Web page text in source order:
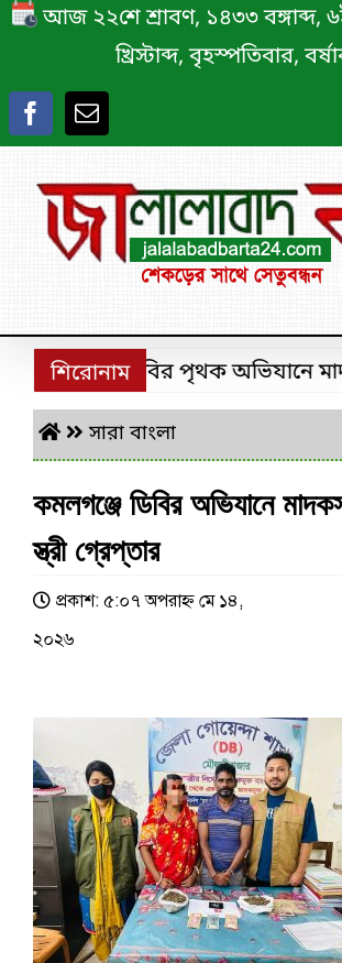
Skip
content
আজ ২২শে শ্রাবণ, ১৪৩৩
খ্রিস্টাব্দ, বৃহস্পতিবার,
শিরোনাম
শ্রীমঙ্গলে ডিবির পৃথক অভিযানে
সারা বাংলা
কমলগঞ্জে ডিবির অভিযানে
স্ত্রী গ্রেপ্তার
প্রকাশ: ৫:০৭ অপরাহ্ণ মে ১৪,
২০২৬